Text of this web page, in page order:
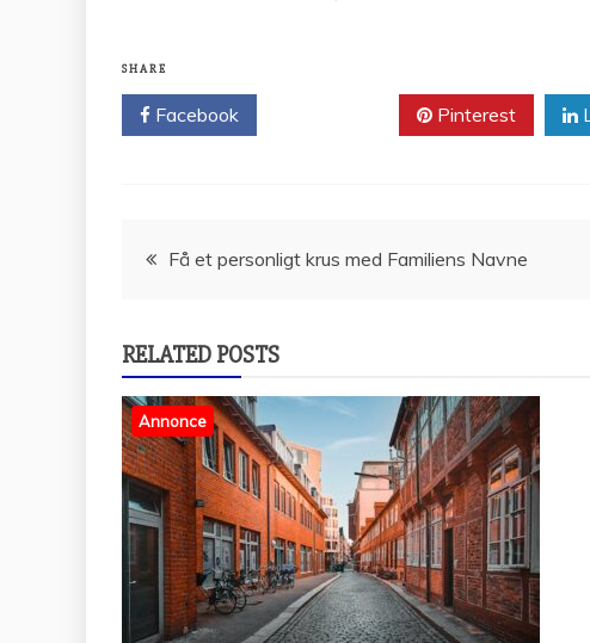
SHARE
Facebook Pinterest
Indlægsnavigation
Få et personligt krus med Familiens Navne
RELATED POSTS
Annonce